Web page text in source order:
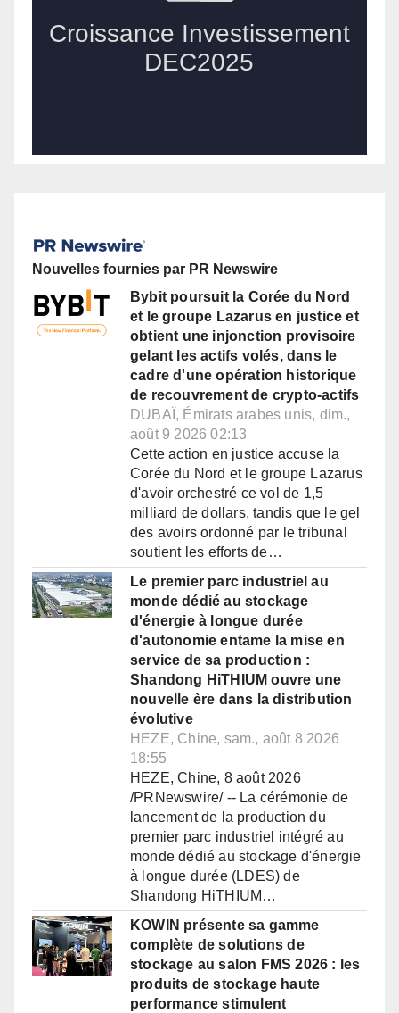
Nouvelles fournies par PR Newswire
Bybit poursuit la Corée du Nord
et le groupe Lazarus en justice et
obtient une injonction provisoire
gelant les actifs volés, dans le
cadre d'une opération historique
de recouvrement de crypto-actifs
DUBAÏ, Émirats arabes unis, dim.,
août 9 2026 02:13
Cette action en justice accuse la
Corée du Nord et le groupe Lazarus
d'avoir orchestré ce vol de 1,5
milliard de dollars, tandis que le gel
des avoirs ordonné par le tribunal
soutient les efforts de…
Le premier parc industriel au
monde dédié au stockage
d'énergie à longue durée
d'autonomie entame la mise en
service de sa production :
Shandong HiTHIUM ouvre une
nouvelle ère dans la distribution
évolutive
HEZE, Chine, sam., août 8 2026
18:55
HEZE, Chine, 8 août 2026
/PRNewswire/ -- La cérémonie de
lancement de la production du
premier parc industriel intégré au
monde dédié au stockage d'énergie
à longue durée (LDES) de
Shandong HiTHIUM…
KOWIN présente sa gamme
complète de solutions de
stockage au salon FMS 2026 : les
produits de stockage haute
performance stimulent